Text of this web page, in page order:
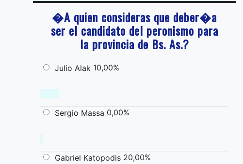
�A quien consideras que deber�a
ser el candidato del peronismo para
la provincia de Bs. As.?
Julio Alak 10,00%
Sergio Massa 0,00%
Gabriel Katopodis 20,00%